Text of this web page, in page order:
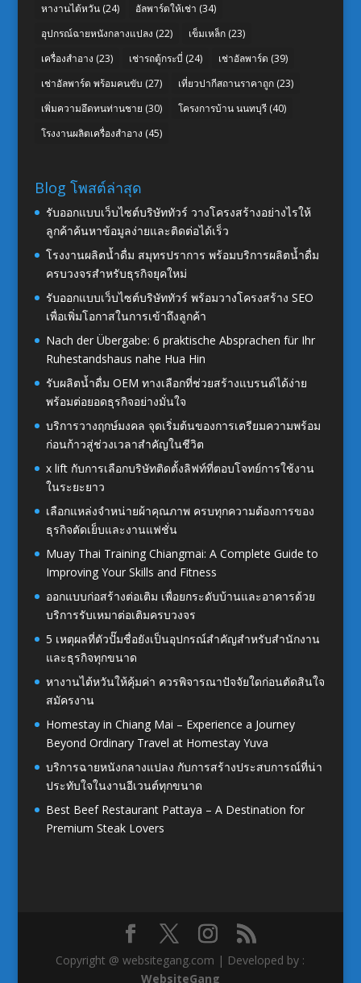
หางานไต้หวัน(24) อัลพาร์ดให้เช่า (34)
อุปกรณ์ฉายหนังกลางแปลง (22) เข็มเหล็ก(23)
เครื่องสำอาง (23) เช่ารถตู้กระบี่ (24) เช่าอัลพาร์ด (39)
เช่าอัลพาร์ด พร้อมคนขับ (27) เที่ยวปากีสถานราคาถูก(23)
เพิ่มความอึดทนท่านชาย (30) โครงการบ้าน นนทบุรี(40)
โรงงานผลิตเครื่องสำอาง (45)
Blog โพสต์ล่าสุด
รับออกแบบเว็บไซต์บริษัททัวร์ วางโครงสร้างอย่างไรให้
ลูกค้าค้นหาข้อมูลง่ายและติดต่อได้เร็ว
โรงงานผลิตน้ำดื่ม สมุทรปราการ พร้อมบริการผลิตน้ำดื่ม
ครบวงจรสำหรับธุรกิจยุคใหม่
รับออกแบบเว็บไซต์บริษัททัวร์ พร้อมวางโครงสร้าง SEO
เพื่อเพิ่มโอกาสในการเข้าถึงลูกค้า
Nach der Übergabe: 6 praktische Absprachen für Ihr
Ruhestandshaus nahe Hua Hin
รับผลิตน้ำดื่ม OEM ทางเลือกที่ช่วยสร้างแบรนด์ได้ง่าย
พร้อมต่อยอดธุรกิจอย่างมั่นใจ
บริการวางฤกษ์มงคล จุดเริ่มต้นของการเตรียมความพร้อม
ก่อนก้าวสู่ช่วงเวลาสำคัญในชีวิต
x lift กับการเลือกบริษัทติดตั้งลิฟท์ที่ตอบโจทย์การใช้งาน
ในระยะยาว
เลือกแหล่งจำหน่ายผ้าคุณภาพ ครบทุกความต้องการของ
ธุรกิจตัดเย็บและงานแฟชั่น
Muay Thai Training Chiangmai: A Complete Guide to
Improving Your Skills and Fitness
ออกแบบก่อสร้างต่อเติม เพื่อยกระดับบ้านและอาคารด้วย
บริการรับเหมาต่อเติมครบวงจร
5 เหตุผลที่ตัวปั๊มชื่อยังเป็นอุปกรณ์สำคัญสำหรับสำนักงาน
และธุรกิจทุกขนาด
หางานไต้หวันให้คุ้มค่า ควรพิจารณาปัจจัยใดก่อนตัดสินใจ
สมัครงาน
Homestay in Chiang Mai – Experience a Journey
Beyond Ordinary Travel at Homestay Yuva
บริการฉายหนังกลางแปลง กับการสร้างประสบการณ์ที่น่า
ประทับใจในงานอีเวนต์ทุกขนาด
Best Beef Restaurant Pattaya – A Destination for
Premium Steak Lovers
Copyright @ websitegang.com | Developed by :
WebsiteGang